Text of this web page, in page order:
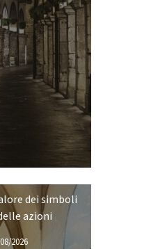
dei simboli
azioni
2026